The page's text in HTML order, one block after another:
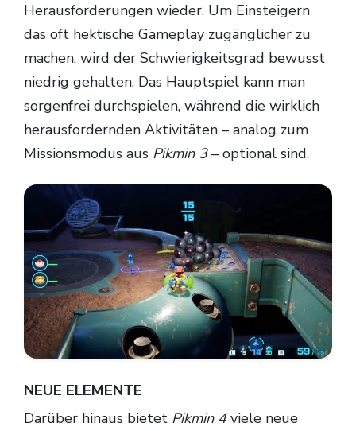
Herausforderungen wieder. Um Einsteigern
das oft hektische Gameplay zugänglicher zu
machen, wird der Schwierigkeitsgrad bewusst
niedrig gehalten. Das Hauptspiel kann man
sorgenfrei durchspielen, während die wirklich
herausfordernden Aktivitäten – analog zum
Missionsmodus aus Pikmin 3– optional sind.
NEUE ELEMENTE
Darüber hinaus bietet Pikmin 4viele neue